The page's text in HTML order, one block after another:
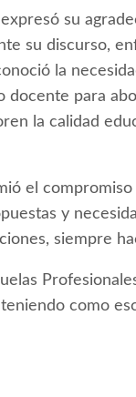
su
su discurso,
la
docente para
la calidad
el
y
siempre
como